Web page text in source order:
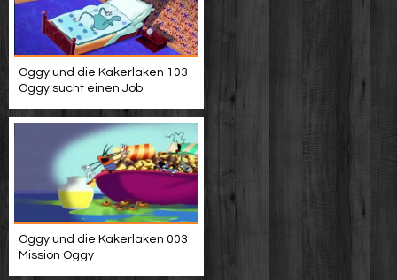
Oggy und die Kakerlaken 103
Oggy sucht einen Job
Oggy und die Kakerlaken 003
Mission Oggy